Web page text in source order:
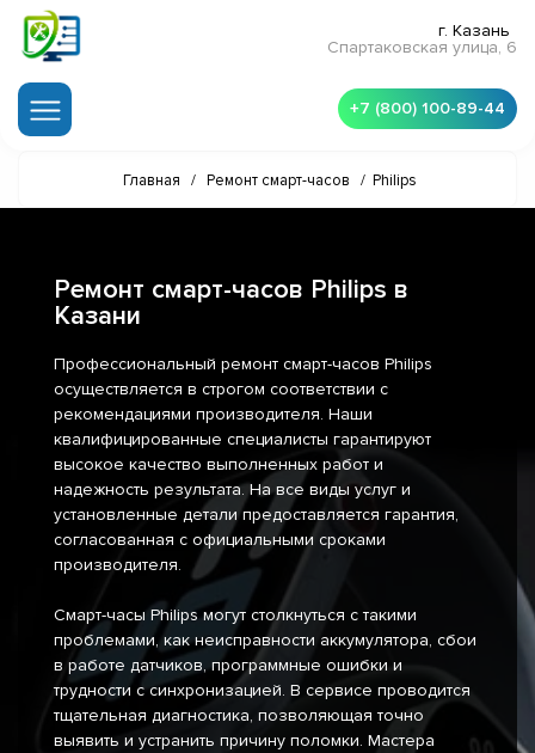
г. Казань
Спартаковская улица, 6
+7 (800) 100-89-44
Главная / Ремонт смарт-часов / Philips
Ремонт смарт-часов Philips в
Казани
Профессиональный ремонт смарт-часов Philips
осуществляется в строгом соответствии с
рекомендациями производителя. Наши
квалифицированные специалисты гарантируют
высокое качество выполненных работ и
надежность результата. На все виды услуг и
установленные детали предоставляется гарантия,
согласованная с официальными сроками
производителя.
Смарт-часы Philips могут столкнуться с такими
проблемами, как неисправности аккумулятора, сбои
в работе датчиков, программные ошибки и
трудности с синхронизацией. В сервисе проводится
тщательная диагностика, позволяющая точно
выявить и устранить причину поломки. Мастера